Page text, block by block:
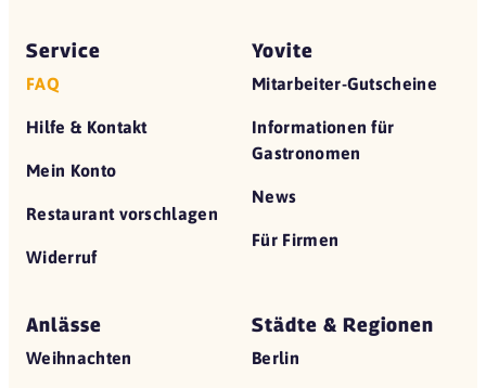
Service
FAQ
Hilfe & Kontakt
Mein Konto
Restaurant vorschlagen
Widerruf
Yovite
Mitarbeiter-Gutscheine
Informationen für
Gastronomen
News
Für Firmen
Anlässe
Weihnachten
Städte & Regionen
Berlin